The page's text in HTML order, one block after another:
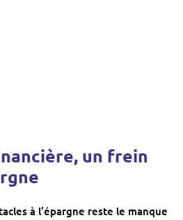
un frein
à l’épargne reste le manque